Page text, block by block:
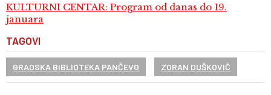
KULTURNI CENTAR: Program od danas do 19.
januara
TAGOVI
GRADSKA BIBLIOTEKA PANČEVO ZORAN DUŠKOVIĆ